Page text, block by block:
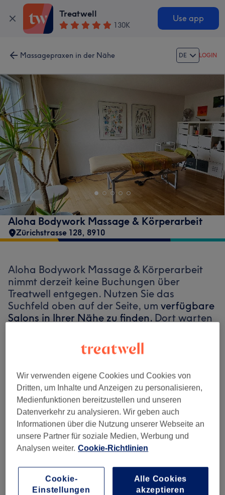
Treatwell
130K
Use app
Massagepraxen in der Nähe DE LOGIN
Aloha Bodywork Massage & Körperarbeit
Zürichstrasse 128, 8910
Aloha Bodywork Massage & Körperarbeit
nimmt derzeit keine Buchungen über
Treatwell entgegen. Nutzen Sie das
Suchfeld oben auf der Seite, um verfügbare
Salons in Ihrer Nähe zu finden. Dort warten
Auf Treatwell finden
Wir verwenden eigene Cookies und Cookies von
Dritten, um Inhalte und Anzeigen zu personalisieren,
Medienfunktionen bereitzustellen und unseren
Datenverkehr zu analysieren. Wir geben auch
Informationen über die Nutzung unserer Webseite an
unsere Partner für soziale Medien, Werbung und
Analysen weiter. Cookie-Richtlinien
Alle Cookies
akzeptieren
Cookie-
Einstellungen